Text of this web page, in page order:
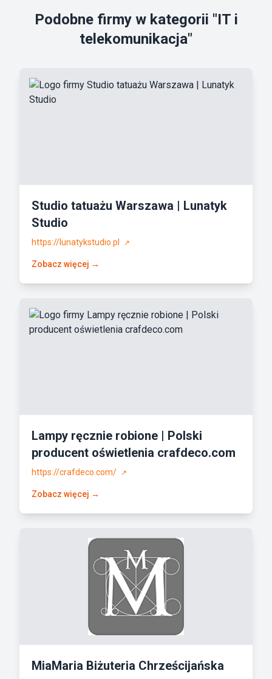
Podobne firmy w kategorii "IT i
telekomunikacja"
Studio tatuażu Warszawa | Lunatyk
Studio
https://lunatykstudio.pl ↗
Zobacz więcej →
Lampy ręcznie robione | Polski
producent oświetlenia crafdeco.com
https://crafdeco.com/ ↗
Zobacz więcej →
MiaMaria Biżuteria Chrześcijańska